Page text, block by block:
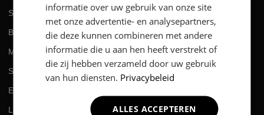
Slopen
Boren / Frezen
Montage
Schilderen
Elektriciën
Loodgieter
informatie over uw gebruik van onze site
met onze advertentie- en analysepartners,
die deze kunnen combineren met andere
informatie die u aan hen heeft verstrekt of
die zij hebben verzameld door uw gebruik
van hun diensten. Privacybeleid
ALLES ACCEPTEREN